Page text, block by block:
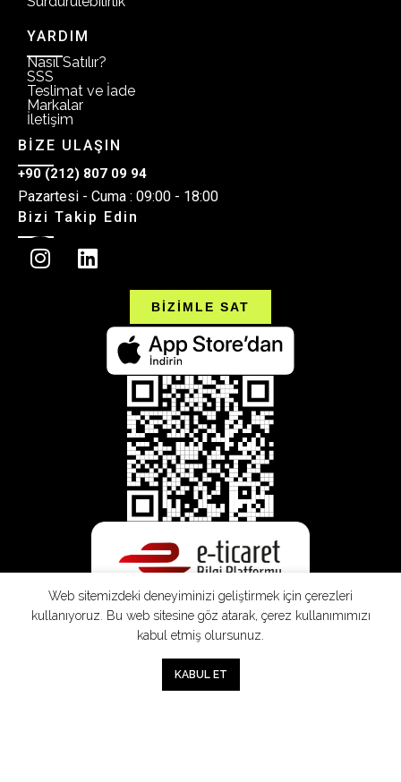
YARDIM
Nasıl Satılır?
SSS
Teslimat ve İade
Markalar
İletişim
BİZE ULAŞIN
+90 (212) 807 09 94
Pazartesi - Cuma : 09:00 - 18:00
Bizi Takip Edin
BİZİMLE SAT
Web sitemizdeki deneyiminizi geliştirmek için çerezleri
kullanıyoruz. Bu web sitesine göz atarak, çerez kullanımımızı
kabul etmiş olursunuz.
KABUL ET
Sepet